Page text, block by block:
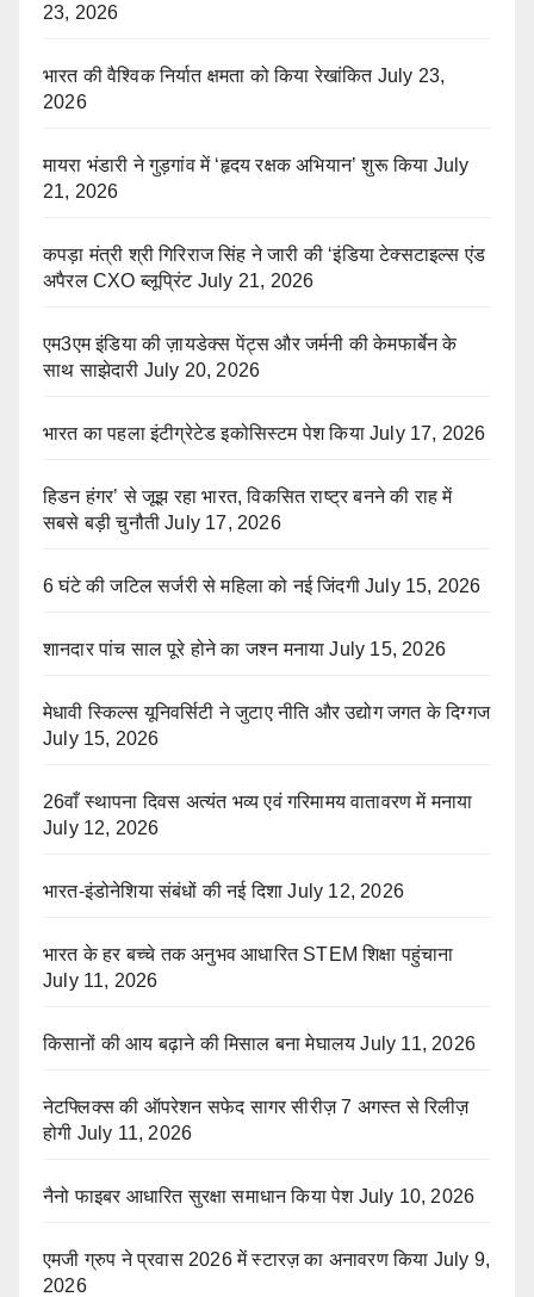
23, 2026
भारत की वैश्विक निर्यात क्षमता को किया रेखांकित July 23,
2026
मायरा भंडारी ने गुड़गांव में ‘हृदय रक्षक अभियान’ शुरू किया July
21, 2026
कपड़ा मंत्री श्री गिरिराज सिंह ने जारी की ‘इंडिया टेक्सटाइल्स एंड
अपैरल CXO ब्लूप्रिंट July 21, 2026
एम3एम इंडिया की ज़ायडेक्स पेंट्स और जर्मनी की केमफार्बेन के
साथ साझेदारी July 20, 2026
भारत का पहला इंटीग्रेटेड इकोसिस्टम पेश किया July 17, 2026
हिडन हंगर’ से जूझ रहा भारत, विकसित राष्ट्र बनने की राह में
सबसे बड़ी चुनौती July 17, 2026
6 घंटे की जटिल सर्जरी से महिला को नई जिंदगी July 15, 2026
शानदार पांच साल पूरे होने का जश्न मनाया July 15, 2026
मेधावी स्किल्स यूनिवर्सिटी ने जुटाए नीति और उद्योग जगत के दिग्गज
July 15, 2026
26वाँ स्थापना दिवस अत्यंत भव्य एवं गरिमामय वातावरण में मनाया
July 12, 2026
भारत-इंडोनेशिया संबंधों की नई दिशा July 12, 2026
भारत के हर बच्चे तक अनुभव आधारित STEM शिक्षा पहुंचाना
July 11, 2026
किसानों की आय बढ़ाने की मिसाल बना मेघालय July 11, 2026
नेटफ्लिक्स की ऑपरेशन सफेद सागर सीरीज़ 7 अगस्त से रिलीज़
होगी July 11, 2026
नैनो फाइबर आधारित सुरक्षा समाधान किया पेश July 10, 2026
एमजी ग्रुप ने प्रवास 2026 में स्टारज़ का अनावरण किया July 9,
2026